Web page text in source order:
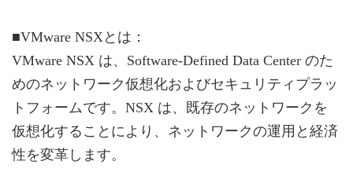
■VMware NSXとは：
VMware NSX は、Software-Defined Data Center のた
めのネットワーク仮想化およびセキュリティプラッ
トフォームです。NSX は、既存のネットワークを
仮想化することにより、ネットワークの運用と経済
性を変革します。